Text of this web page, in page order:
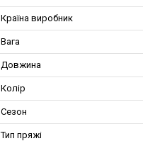
Країна виробник
Вага
Довжина
Колір
Сезон
Тип пряжі